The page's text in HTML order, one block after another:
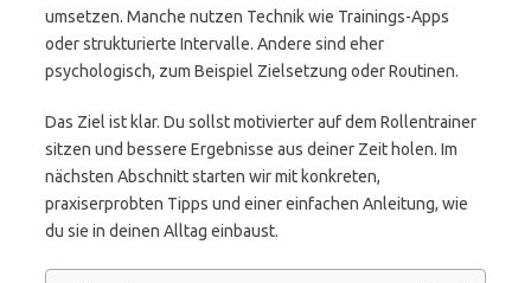
umsetzen. Manche nutzen Technik wie Trainings-Apps
oder strukturierte Intervalle. Andere sind eher
psychologisch, zum Beispiel Zielsetzung oder Routinen.
Das Ziel ist klar. Du sollst motivierter auf dem Rollentrainer
sitzen und bessere Ergebnisse aus deiner Zeit holen. Im
nächsten Abschnitt starten wir mit konkreten,
praxiserprobten Tipps und einer einfachen Anleitung, wie
du sie in deinen Alltag einbaust.